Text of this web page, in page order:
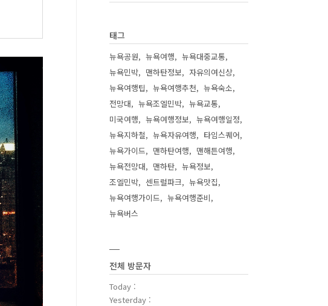
태그
뉴욕공원 뉴욕여행
뉴욕대중교통
뉴욕민박
맨하탄정보
자유의여신상
뉴욕여행팁
뉴욕여행추천
뉴욕숙소
전망대
뉴욕조엘민박
뉴욕교통
미국여행
뉴욕여행정보
뉴욕여행일정
뉴욕지하철
뉴욕자유여행
타임스퀘어
뉴욕가이드
맨하탄여행
맨해튼여행
뉴욕전망대
맨하탄
뉴욕정보
조엘민박
센트럴파크
뉴욕맛집
뉴욕여행가이드
뉴욕여행준비
뉴욕버스
전체 방문자
Today :
Yesterday :